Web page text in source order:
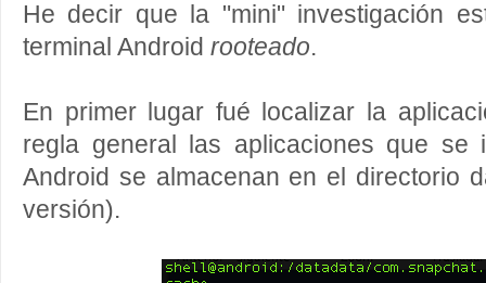
He decir que la "mini" investigación
terminal Android rooteado.
En primer lugar fué localizar la
regla general las aplicaciones que se
Android se almacenan en el directorio
versión).